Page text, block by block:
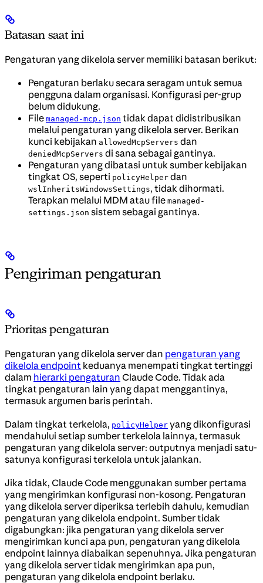
Batasan saat ini
Pengaturan yang dikelola server memiliki batasan berikut:
Pengaturan berlaku secara seragam untuk semua
pengguna dalam organisasi. Konfigurasi per-grup
belum didukung.
File managed-mcp.json tidak dapat didistribusikan
melalui pengaturan yang dikelola server. Berikan
kunci kebijakan allowedMcpServers dan
deniedMcpServers di sana sebagai gantinya.
Pengaturan yang dibatasi untuk sumber kebijakan
tingkat OS, seperti policyHelper dan
wslInheritsWindowsSettings, tidak dihormati.
Terapkan melalui MDM atau file managed-
settings.json sistem sebagai gantinya.
Pengiriman pengaturan
Prioritas pengaturan
Pengaturan yang dikelola server dan pengaturan yang
dikelola endpoint keduanya menempati tingkat tertinggi
dalam hierarki pengaturan Claude Code. Tidak ada
tingkat pengaturan lain yang dapat menggantinya,
termasuk argumen baris perintah.
Dalam tingkat terkelola, policyHelper yang dikonfigurasi
mendahului setiap sumber terkelola lainnya, termasuk
pengaturan yang dikelola server: outputnya menjadi satu-
satunya konfigurasi terkelola untuk jalankan.
Jika tidak, Claude Code menggunakan sumber pertama
yang mengirimkan konfigurasi non-kosong. Pengaturan
yang dikelola server diperiksa terlebih dahulu, kemudian
pengaturan yang dikelola endpoint. Sumber tidak
digabungkan: jika pengaturan yang dikelola server
mengirimkan kunci apa pun, pengaturan yang dikelola
endpoint lainnya diabaikan sepenuhnya. Jika pengaturan
yang dikelola server tidak mengirimkan apa pun,
pengaturan yang dikelola endpoint berlaku.